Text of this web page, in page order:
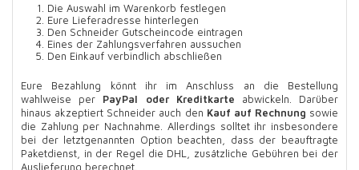
Die Auswahl im Warenkorb festlegen
Eure Lieferadresse hinterlegen
Den Schneider Gutscheincode eintragen
Eines der Zahlungsverfahren aussuchen
Den Einkauf verbindlich abschließen
Eure Bezahlung könnt ihr im Anschluss an die Bestellung
wahlweise per PayPal oder Kreditkarte abwickeln. Darüber
hinaus akzeptiert Schneider auch den Kauf auf Rechnung sowie
die Zahlung per Nachnahme. Allerdings solltet ihr insbesondere
bei der letztgenannten Option beachten, dass der beauftragte
Paketdienst, in der Regel die DHL, zusätzliche Gebühren bei der
Auslieferung berechnet.